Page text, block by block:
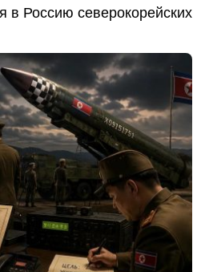
в Россию северокорейских